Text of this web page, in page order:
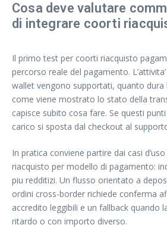
Cosa deve valutare
di integrare coorti
Il primo test per coorti riacquisto
percorso reale del pagamento.
wallet vengono supportati, quanto dura
come viene mostrato lo stato della
capisce subito cosa fare. Se questi
carico si sposta dal checkout al
In pratica conviene partire dai casi
riacquisto per modello di pagamento:
piu redditizi. Un flusso orientato a
ordini cross-border richiede conferma
accredito leggibili e un fallback quando
ritardo o con importo diverso.